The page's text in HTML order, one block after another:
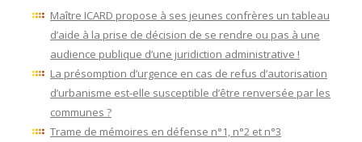
Maître ICARD propose à ses jeunes confrères un tableau
d’aide à la prise de décision de se rendre ou pas à une
audience publique d’une juridiction administrative !
La présomption d’urgence en cas de refus d’autorisation
d’urbanisme est-elle susceptible d’être renversée par les
communes ?
Trame de mémoires en défense n°1, n°2 et n°3